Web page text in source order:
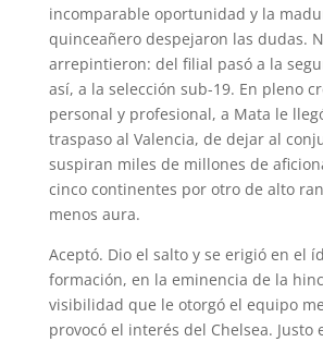
incomparable oportunidad y la
quinceañero despejaron las dudas.
arrepintieron: del filial pasó a la
así, a la selección sub-19. En pleno
personal y profesional, a Mata le
traspaso al Valencia, de dejar al
suspiran miles de millones de
cinco continentes por otro de alto
menos aura.
Aceptó. Dio el salto y se erigió en el
formación, en la eminencia de la
visibilidad que le otorgó el equipo
provocó el interés del Chelsea. Justo